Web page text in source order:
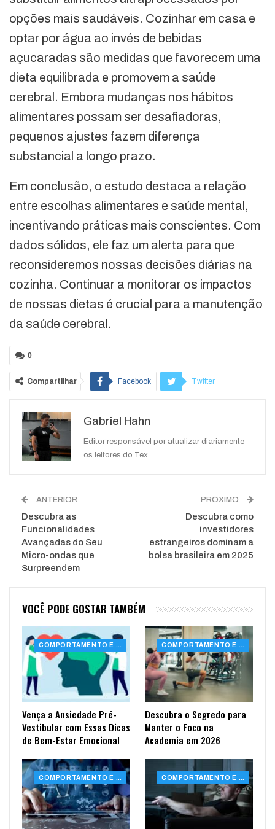
opções mais saudáveis. Cozinhar em casa e
optar por água ao invés de bebidas
açucaradas são medidas que favorecem uma
dieta equilibrada e promovem a saúde
cerebral. Embora mudanças nos hábitos
alimentares possam ser desafiadoras,
pequenos ajustes fazem diferença
substancial a longo prazo.
Em conclusão, o estudo destaca a relação
entre escolhas alimentares e saúde mental,
incentivando práticas mais conscientes. Com
dados sólidos, ele faz um alerta para que
reconsideremos nossas decisões diárias na
cozinha. Continuar a monitorar os impactos
de nossas dietas é crucial para a manutenção
da saúde cerebral.
0
Compartilhar Facebook Twitter
WhatsApp
Gabriel Hahn
Editor responsável por atualizar diariamente
os leitores do Tex.
ANTERIOR
Descubra as
Funcionalidades
Avançadas do Seu
Micro-ondas que
Surpreendem
PRÓXIMO
Descubra como
investidores
estrangeiros dominam a
bolsa brasileira em 2025
VOCÊ PODE GOSTAR TAMBÉM
COMPORTAMENTO E SAÚDE
Vença a Ansiedade Pré-
Vestibular com Essas Dicas
de Bem-Estar Emocional
COMPORTAMENTO E SAÚDE
Descubra o Segredo para
Manter o Foco na
Academia em 2026
COMPORTAMENTO E SAÚDE COMPORTAMENTO E SAÚDE